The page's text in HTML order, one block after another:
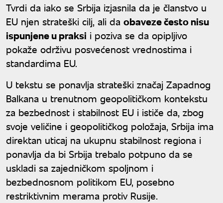
Tvrdi da iako se Srbija izjasnila da je članstvo u
EU njen strateški cilj, ali da obaveze često nisu
ispunjene u praksi i poziva se da opipljivo
pokaže održivu posvećenost vrednostima i
standardima EU.
U tekstu se ponavlja strateški značaj Zapadnog
Balkana u trenutnom geopolitičkom kontekstu
za bezbednost i stabilnost EU i ističe da, zbog
svoje veličine i geopolitičkog položaja, Srbija ima
direktan uticaj na ukupnu stabilnost regiona i
ponavlja da bi Srbija trebalo potpuno da se
uskladi sa zajedničkom spoljnom i
bezbednosnom politikom EU, posebno
restriktivnim merama protiv Rusije.